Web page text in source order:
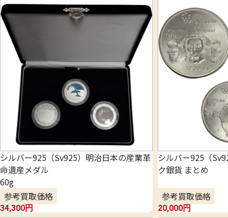
シルバー925（Sv925）明治日本の産業革
命遺産メダル
60g
参考買取価格
34,300円
シルバー925（
ク銀貨 まとめ
参考買取価格
20,000円